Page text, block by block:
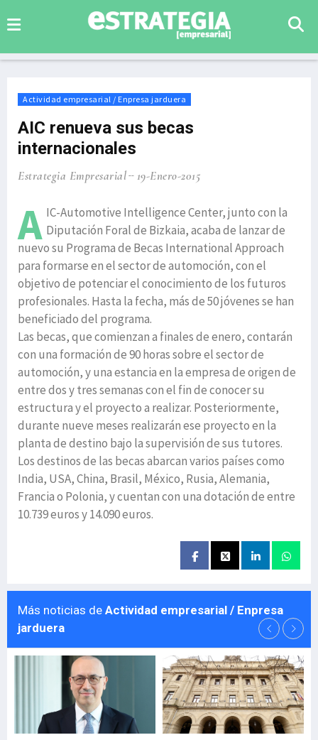
Actividad empresarial / Enpresa jarduera
AIC renueva sus becas
internacionales
Estrategia Empresarial 19-Enero-2015
A IC-Automotive Intelligence Center, junto con la
Diputación Foral de Bizkaia, acaba de lanzar de
nuevo su Programa de Becas International Approach
para formarse en el sector de automoción, con el
objetivo de potenciar el conocimiento de los futuros
profesionales. Hasta la fecha, más de 50 jóvenes se han
beneficiado del programa.
Las becas, que comienzan a finales de enero, contarán
con una formación de 90 horas sobre el sector de
automoción, y una estancia en la empresa de origen de
entre dos y tres semanas con el fin de conocer su
estructura y el proyecto a realizar. Posteriormente,
durante nueve meses realizarán ese proyecto en la
planta de destino bajo la supervisión de sus tutores.
Los destinos de las becas abarcan varios países como
India, USA, China, Brasil, México, Rusia, Alemania,
Francia o Polonia, y cuentan con una dotación de entre
10.739 euros y 14.090 euros.
Más noticias de Actividad empresarial / Enpresa
jarduera